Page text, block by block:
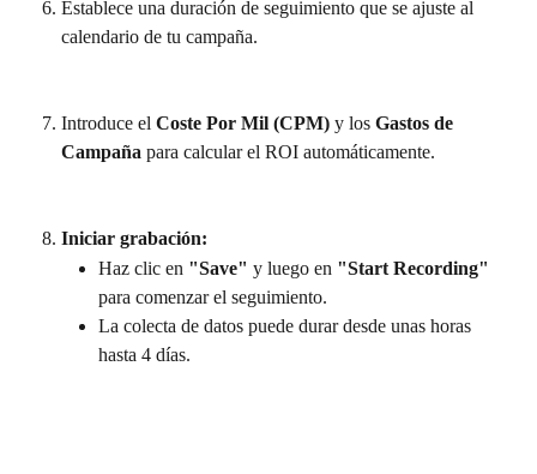
Establece una duración de seguimiento que se ajuste al
calendario de tu campaña.
Introduce el Coste Por Mil (CPM) y los Gastos de
Campaña para calcular el ROI automáticamente.
Iniciar grabación:
Haz clic en "Save" y luego en "Start Recording"
para comenzar el seguimiento.
La colecta de datos puede durar desde unas horas
hasta 4 días.